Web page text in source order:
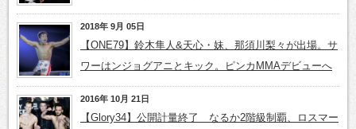
2018年 9月 05日
【ONE79】鈴木隼人&天心・妹、那須川梨々が出場。サ
ワーはンジョグアニとキック。ピンカMMAデビューへ
2016年 10月 21日
【Glory34】公開計量終了 なるか2階級制覇、ロスマー